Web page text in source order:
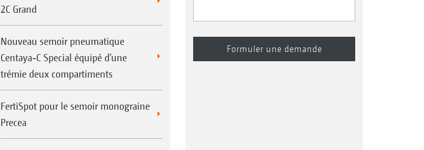
2C Grand
Nouveau semoir pneumatique
Centaya-C Special équipé d’une
trémie deux compartiments
FertiSpot pour le semoir monograine
Precea